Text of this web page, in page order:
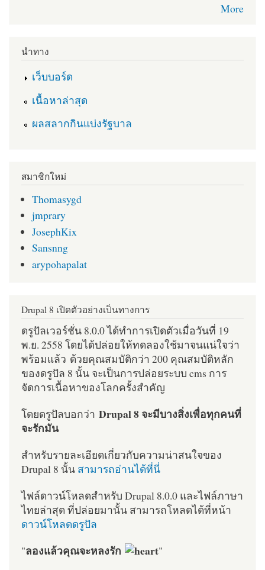
More
นำทาง
เว็บบอร์ด
เนื้อหาล่าสุด
ผลสลากกินแบ่งรัฐบาล
สมาชิกใหม่
Thomasygd
jmprary
JosephKix
Sansnng
arypohapalat
Drupal 8 เปิดตัวอย่างเป็นทางการ
ดรูปัลเวอร์ชั่น 8.0.0 ได้ทำการเปิดตัวเมื่อวันที่ 19
พ.ย. 2558 โดยได้ปล่อยให้ทดลองใช้มาจนแน่ใจว่า
พร้อมแล้ว ด้วยคุณสมบัติกว่า 200 คุณสมบัติหลัก
ของดรูปัล 8 นั้น จะเป็นการปล่อยระบบ cms การ
จัดการเนื้อหาของโลกครั้งสำคัญ
โดยดรูปัลบอกว่า Drupal 8 จะมีบางสิ่งเพื่อทุกคนที่
จะรักมัน
สำหรับรายละเอียดเกี่ยวกับความน่าสนใจของ
Drupal 8 นั้น สามารถอ่านได้ที่นี่
ไฟล์ดาวน์โหลดสำหรับ Drupal 8.0.0 และไฟล์ภาษา
ไทยล่าสุด ที่ปล่อยมานั้น สามารถโหลดได้ที่หน้า
ดาวน์โหลดดรูปัล
"ลองแล้วคุณจะหลงรัก "